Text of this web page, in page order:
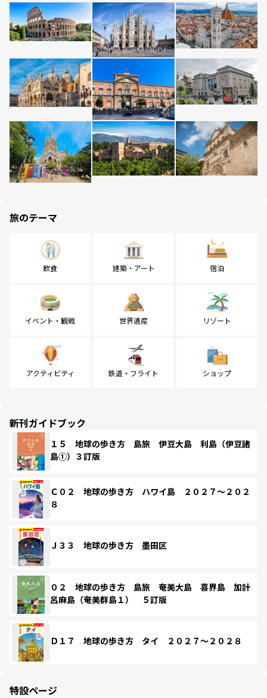
旅のテーマ
飲食 建築・アート 宿泊
イベント・観戦 世界遺産 リゾート
アクティビティ 鉄道・フライト ショップ
新刊ガイドブック
１５ 地球の歩き方 島旅 伊豆大島 利島（伊豆諸
島①）３訂版
Ｃ０２ 地球の歩き方 ハワイ島 ２０２７～２０２
８
Ｊ３３ 地球の歩き方 墨田区
０２ 地球の歩き方 島旅 奄美大島 喜界島 加計
呂麻島（奄美群島１） ５訂版
Ｄ１７ 地球の歩き方 タイ ２０２７～２０２８
特設ページ